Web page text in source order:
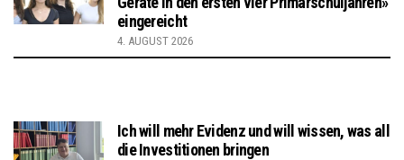
eingereicht
4. AUGUST 2026
Ich will mehr Evidenz und will wissen, was all
die Investitionen bringen